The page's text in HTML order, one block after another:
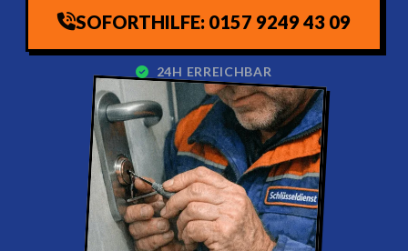
SOFORTHILFE: 0157 9249 43 09
24H ERREICHBAR